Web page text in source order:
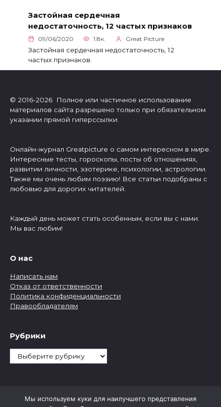
Застойная сердечная
недостаточность, 12 частых признаков
09/06/2020 1.8к. Great Picture
Застойная сердечная недостаточность, 12
частых признаков.
© 2016-2026 Полное или частичное использование
материалов сайта разрешено только при обязательном
указании прямой гиперссылки.
Онлайн-журнал Greatpicture о самом интересном в мире.
Интересные тесты, гороскопы, посты об отношениях,
развитии личности, эзотерике, психологии, астрологии.
Также мы очень любим поэзию! Все статьи подобраны с
любовью для дорогих читателей.
Каждый день может стать особенным, если вы с нами.
Мы вас любим!
О нас
Написать нам
Отказ от ответственности
Политика конфиденциальности
Правообладателям
Рубрики
Рубрики
Мы используем куки для наилучшего представления